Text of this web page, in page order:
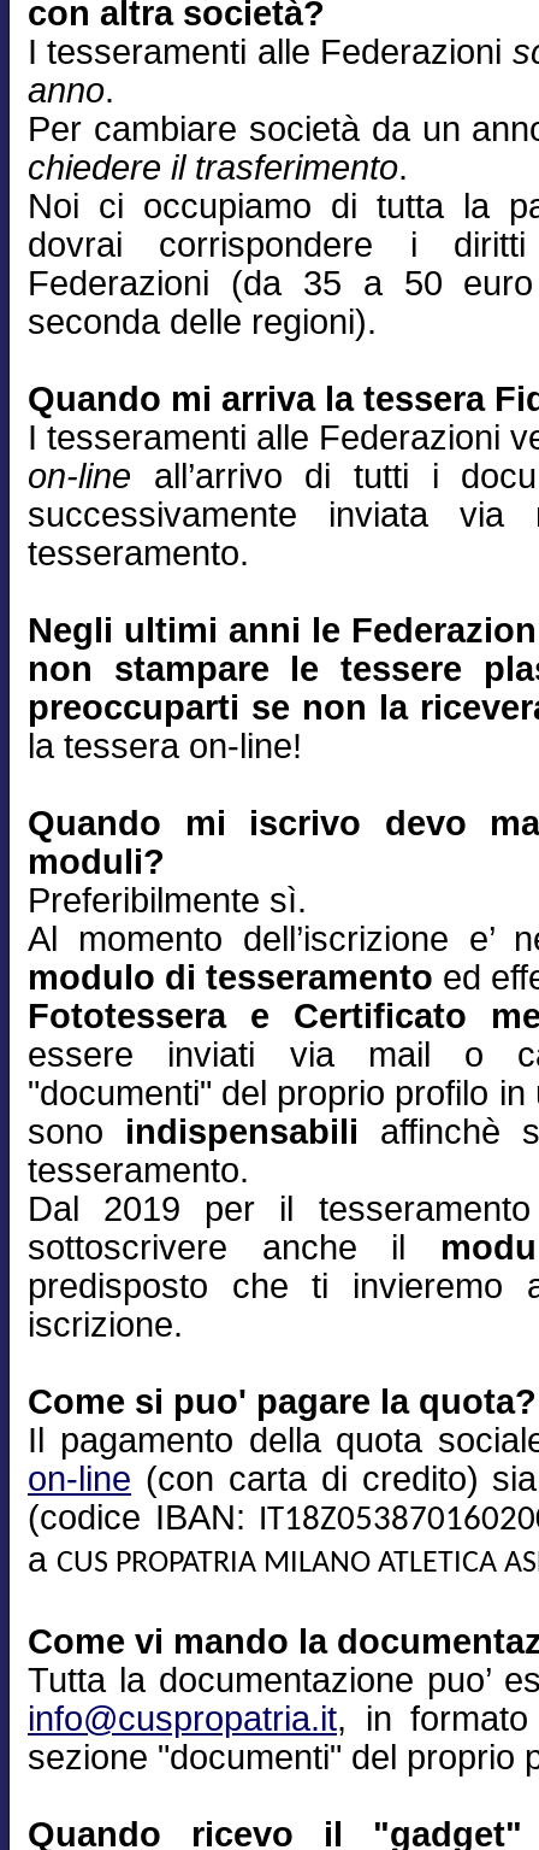
con altra società?
I tesseramenti alle Federazioni
anno.
Per cambiare società da un
chiedere il trasferimento.
Noi ci occupiamo di tutta la
dovrai corrispondere i
Federazioni (da 35 a 50
seconda delle regioni).
Quando mi arriva la tessera
I tesseramenti alle Federazioni
on-line all’arrivo di tutti i
successivamente inviata
tesseramento.
Negli ultimi anni le
non stampare le tessere
preoccuparti se non la
la tessera on-line!
Quando mi iscrivo devo
moduli?
Preferibilmente sì.
Al momento dell’iscrizione e’
modulo di tesseramento ed
Fototessera e Certificato
essere inviati via mail o
"documenti" del proprio profilo
sono indispensabili affinchè
tesseramento.
Dal 2019 per il
sottoscrivere anche il
predisposto che ti invieremo
iscrizione.
Come si puo' pagare la quota?
Il pagamento della quota
on-line (con carta di credito)
(codice IBAN:
a CUS PROPATRIA MILANO ATLETICA
Come vi mando la
Tutta la documentazione puo’
info@cuspropatria.it, in formato
sezione "documenti" del proprio
Quando ricevo il